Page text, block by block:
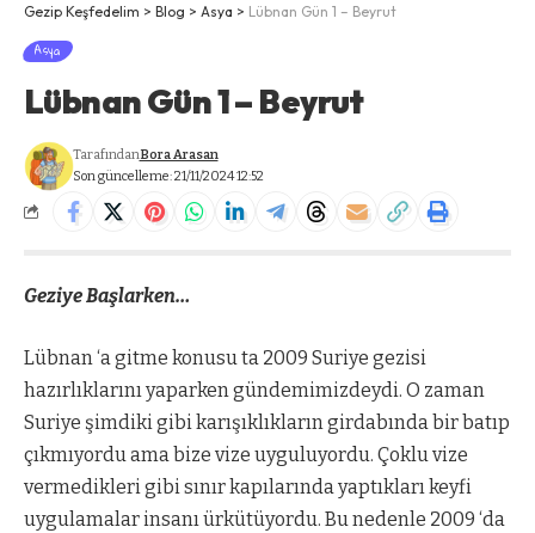
Gezip Keşfedelim > Blog > Asya > Lübnan Gün 1 – Beyrut
Asya
Lübnan Gün 1 – Beyrut
Son güncelleme: 21/11/2024 12:52
TarafındanBora Arasan
Geziye Başlarken…
Lübnan ‘a gitme konusu ta 2009 Suriye gezisi
hazırlıklarını yaparken gündemimizdeydi. O zaman
Suriye şimdiki gibi karışıklıkların girdabında bir batıp
çıkmıyordu ama bize vize uyguluyordu. Çoklu vize
vermedikleri gibi sınır kapılarında yaptıkları keyfi
uygulamalar insanı ürkütüyordu. Bu nedenle 2009 ‘da